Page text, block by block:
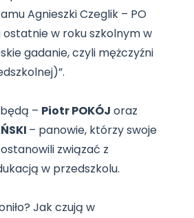
Agnieszki Czeglik – PO
i ostatnie w roku szkolnym w
gadanie, czyli mężczyźni
– Piotr POKÓJ oraz
– panowie, którzy swoje
związać z
w przedszkolu.
Jak czują w